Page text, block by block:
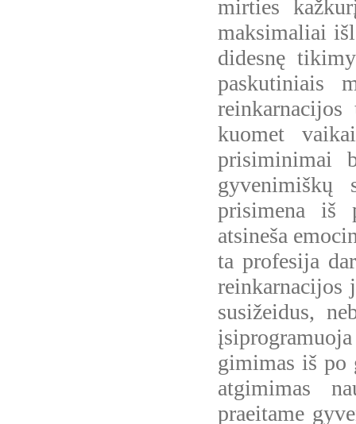
mirties
maksimaliai
didesnę
paskutiniais
kuomet
prisiminimai
gyvenimiškų
prisimena iš
atsineša
ta profesija
reinkarnacijos
susižeidus,
gimimas iš po
atgimimas
praeitame